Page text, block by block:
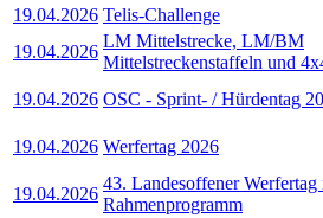
19.04.2026 Telis-Challenge
19.04.2026
LM Mittelstrecke, LM/BM
Mittelstreckenstaffeln und
19.04.2026 OSC - Sprint- / Hürdentag
19.04.2026 Werfertag 2026
19.04.2026
43. Landesoffener Werfertag
Rahmenprogramm